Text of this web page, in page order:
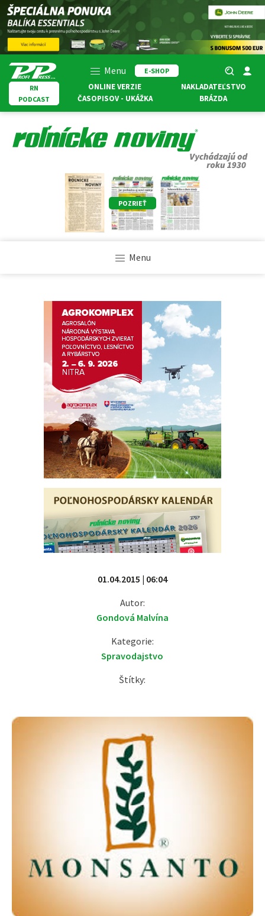
Menu
E-SHOP
RN
PODCAST
ONLINE VERZIE
ČASOPISOV - UKÁŽKA
NAKLADATEĽSTVO
BRÁZDA
POZRIEŤ
Menu
01.04.2015 | 06:04
Autor:
Gondová Malvína
Kategorie:
Spravodajstvo
Štítky: